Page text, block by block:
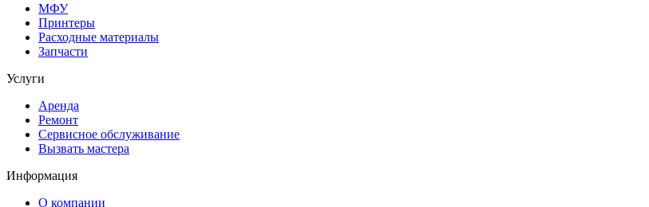
МФУ
Принтеры
Расходные материалы
Запчасти
Услуги
Аренда
Ремонт
Сервисное обслуживание
Вызвать мастера
Информация
О компании